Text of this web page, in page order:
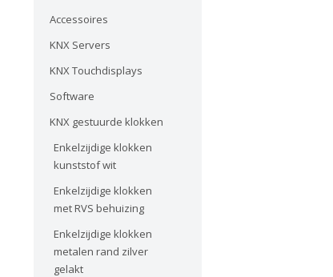
Accessoires
KNX Servers
KNX Touchdisplays
Software
KNX gestuurde klokken
Enkelzijdige klokken
kunststof wit
Enkelzijdige klokken
met RVS behuizing
Enkelzijdige klokken
metalen rand zilver
gelakt